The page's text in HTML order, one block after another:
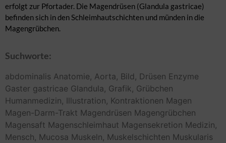
erfolgt zur Pfortader. Die Magendrüsen (Glandula gastricae)
befinden sich in den Schleimhautschichten und münden in die
Magengrübchen.
Suchworte:
abdominalis Anatomie, Aorta, Bild, Drüsen Enzyme
Gaster gastricae Glandula, Grafik, Grübchen
Humanmedizin, Illustration, Kontraktionen Magen
Magen-Darm-Trakt Magendrüsen Magengrübchen
Magensaft Magenschleimhaut Magensekretion Medizin,
Mensch, Mucosa Muskeln, Muskelschichten Muskularis